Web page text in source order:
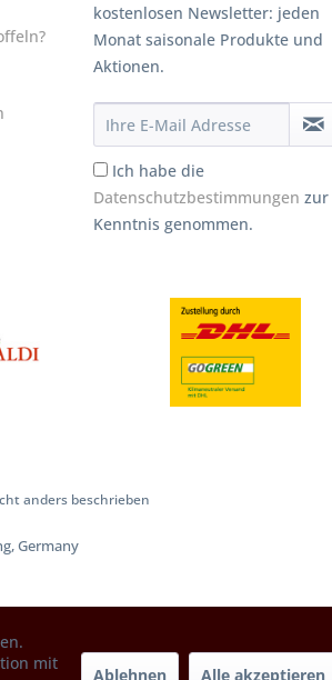
kostenlosen Newsletter: jeden
Monat saisonale Produkte und
Aktionen.
Ich habe die
Datenschutzbestimmungen zur
Kenntnis genommen.
anders beschrieben
Germany
mit
Ablehnen Alle akzeptieren